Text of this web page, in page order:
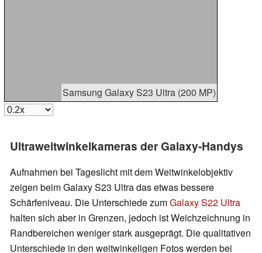
Samsung Galaxy S23 Ultra (200 MP)
Ultraweitwinkelkameras der Galaxy-Handys
Aufnahmen bei Tageslicht mit dem Weitwinkelobjektiv
zeigen beim Galaxy S23 Ultra das etwas bessere
Schärfeniveau. Die Unterschiede zumGalaxy S22 Ultra
halten sich aber in Grenzen, jedoch ist Weichzeichnung in
Randbereichen weniger stark ausgeprägt. Die qualitativen
Unterschiede in den weitwinkeligen Fotos werden bei